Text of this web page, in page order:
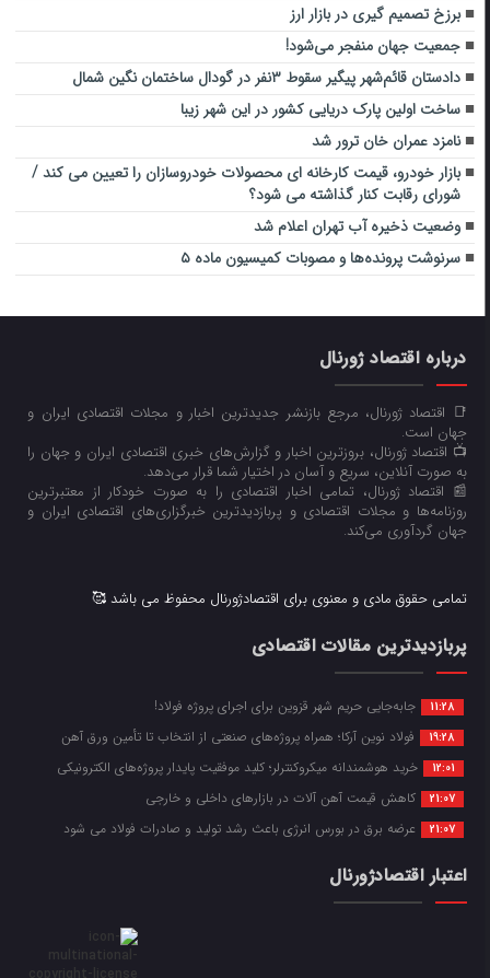
برزخ تصمیم گیری در بازار ارز
جمعیت جهان منفجر می‌شود!
دادستان قائم‌شهر پیگیر سقوط ۳نفر در گودال ساختمان نگین شمال
ساخت اولین پارک دریایی کشور در این شهر زیبا
نامزد عمران خان ترور شد
بازار خودرو، قیمت کارخانه ای محصولات خودروسازان را تعیین می کند /
شورای رقابت کنار گذاشته می شود؟
وضعیت ذخیره آب تهران اعلام شد
سرنوشت پرونده‌ها و مصوبات کمیسیون ماده ۵
درباره اقتصاد ژورنال
📑 اقتصاد ژورنال، مرجع بازنشر جدیدترین اخبار و مجلات اقتصادی ایران و
جهان است.
📺 اقتصاد ژورنال، بروزترین اخبار و گزارش‌های خبری اقتصادی ایران و جهان را
به صورت آنلاین، سریع و آسان در اختیار شما قرار می‌‌دهد.
📰 اقتصاد ژورنال، تمامی اخبار اقتصادی را به صورت خودکار از معتبرترین
روزنامه‌ها و مجلات اقتصادی و پربازدیدترین خبرگزاری‌های اقتصادی ایران و
جهان گردآوری می‌کند.
تمامی حقوق مادی و معنوی برای اقتصادژورنال محفوظ می باشد 🥰
پربازدیدترین مقالات اقتصادی
11:28 جابه‌جایی حریم شهر قزوین برای اجرای پروژه فولاد!
19:28 فولاد نوین آرکا؛ همراه پروژه‌های صنعتی از انتخاب تا تأمین ورق آهن
12:01 خرید هوشمندانه میکروکنترلر؛ کلید موفقیت پایدار پروژه‌های الکترونیکی
21:07 کاهش قیمت آهن آلات در بازارهای داخلی و خارجی
21:07 عرضه برق در بورس انرژی باعث رشد تولید و صادرات فولاد می شود
اعتبار اقتصادژورنال